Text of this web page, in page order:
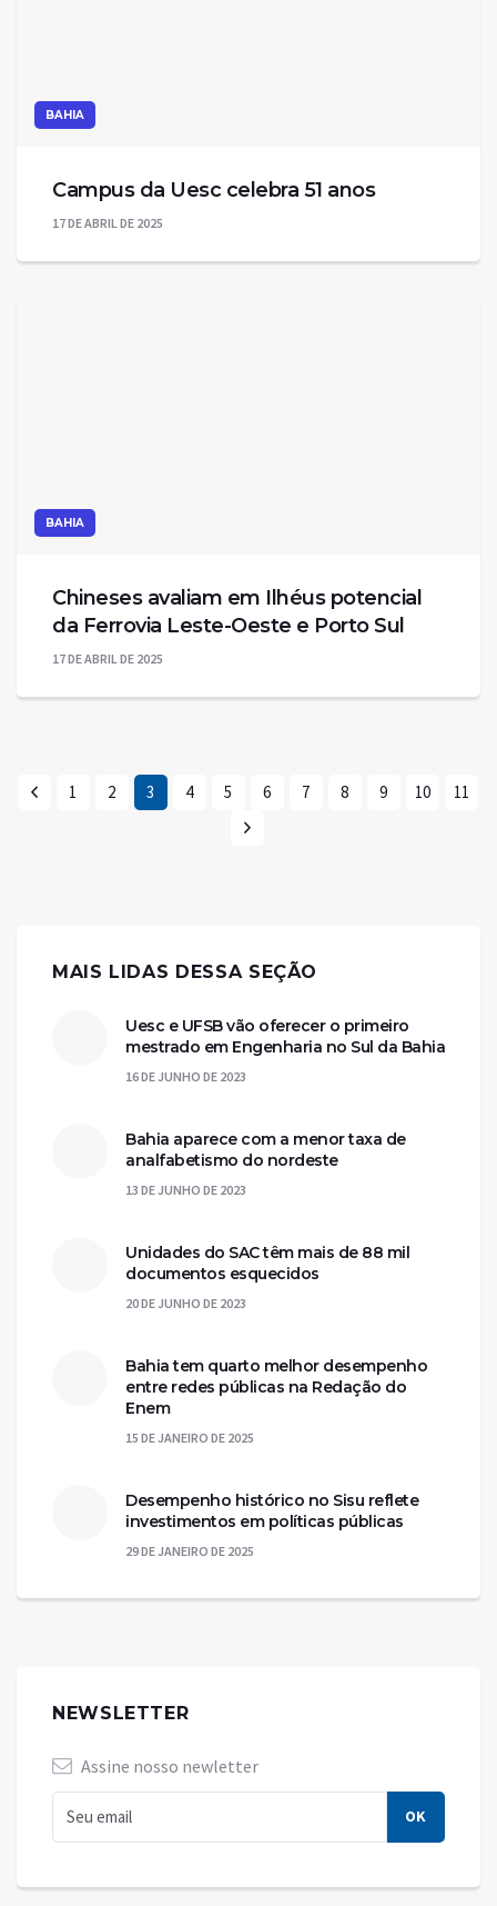
BAHIA
Campus da Uesc celebra 51 anos
17 DE ABRIL DE 2025
BAHIA
Chineses avaliam em Ilhéus potencial
da Ferrovia Leste-Oeste e Porto Sul
17 DE ABRIL DE 2025
1 2 3 4 5 6 7 8 9 10 11
MAIS LIDAS DESSA SEÇÃO
Uesc e UFSB vão oferecer o primeiro
mestrado em Engenharia no Sul da Bahia
16 DE JUNHO DE 2023
Bahia aparece com a menor taxa de
analfabetismo do nordeste
13 DE JUNHO DE 2023
Unidades do SAC têm mais de 88 mil
documentos esquecidos
20 DE JUNHO DE 2023
Bahia tem quarto melhor desempenho
entre redes públicas na Redação do
Enem
15 DE JANEIRO DE 2025
Desempenho histórico no Sisu reflete
investimentos em políticas públicas
29 DE JANEIRO DE 2025
NEWSLETTER
Assine nosso newletter